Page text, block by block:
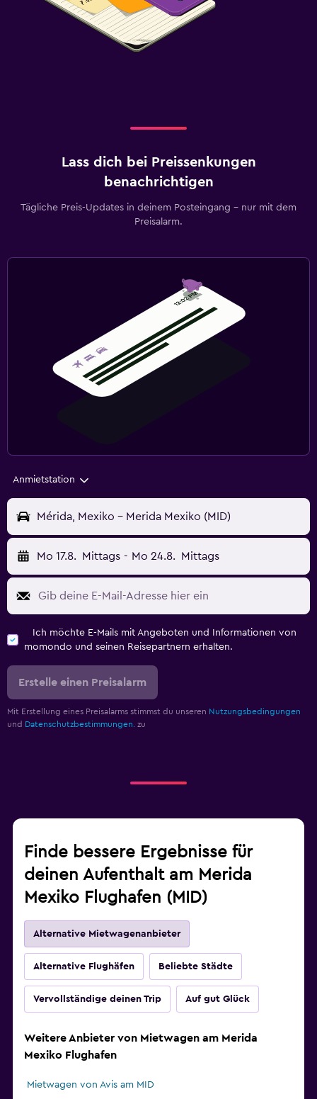
Lass dich bei Preissenkungen
benachrichtigen
Tägliche Preis-Updates in deinem Posteingang – nur mit dem
Preisalarm.
Anmietstation
Mérida, Mexiko - Merida Mexiko (MID)
Mo 17.8. Mittags - Mo 24.8. Mittags
Ich möchte E-Mails mit Angeboten und Informationen von
momondo und seinen Reisepartnern erhalten.
Erstelle einen Preisalarm
Mit Erstellung eines Preisalarms stimmst du unseren Nutzungsbedingungen
und Datenschutzbestimmungen. zu
Finde bessere Ergebnisse für
deinen Aufenthalt am Merida
Mexiko Flughafen (MID)
Alternative Mietwagenanbieter
Alternative Flughäfen Beliebte Städte
Vervollständige deinen Trip Auf gut Glück
Weitere Anbieter von Mietwagen am Merida
Mexiko Flughafen
Mietwagen von Avis am MID